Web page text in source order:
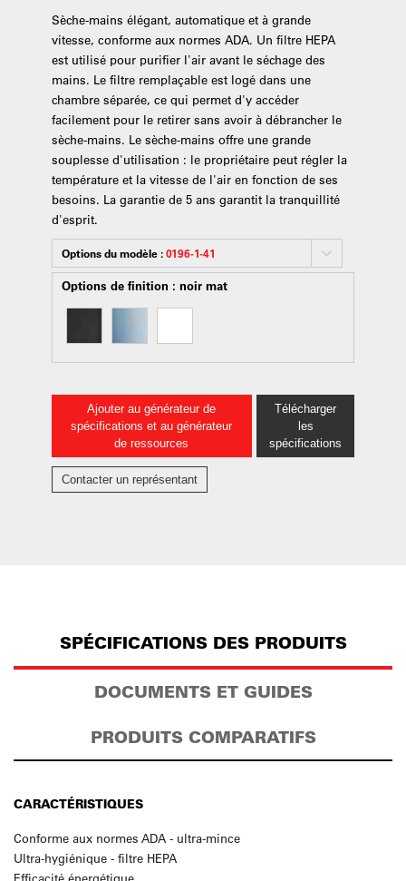
Sèche-mains élégant, automatique et à grande
vitesse, conforme aux normes ADA. Un filtre HEPA
est utilisé pour purifier l'air avant le séchage des
mains. Le filtre remplaçable est logé dans une
chambre séparée, ce qui permet d'y accéder
facilement pour le retirer sans avoir à débrancher le
sèche-mains. Le sèche-mains offre une grande
souplesse d'utilisation : le propriétaire peut régler la
température et la vitesse de l'air en fonction de ses
besoins. La garantie de 5 ans garantit la tranquillité
d'esprit.
Options du modèle :0196-1-41
Options de finition : noir mat
Ajouter au générateur de
spécifications et au générateur
de ressources
Télécharger
les
spécifications
Contacter un représentant
SPÉCIFICATIONS DES PRODUITS
DOCUMENTS ET GUIDES
PRODUITS COMPARATIFS
CARACTÉRISTIQUES
Conforme aux normes ADA - ultra-mince
Ultra-hygiénique - filtre HEPA
Efficacité énergétique